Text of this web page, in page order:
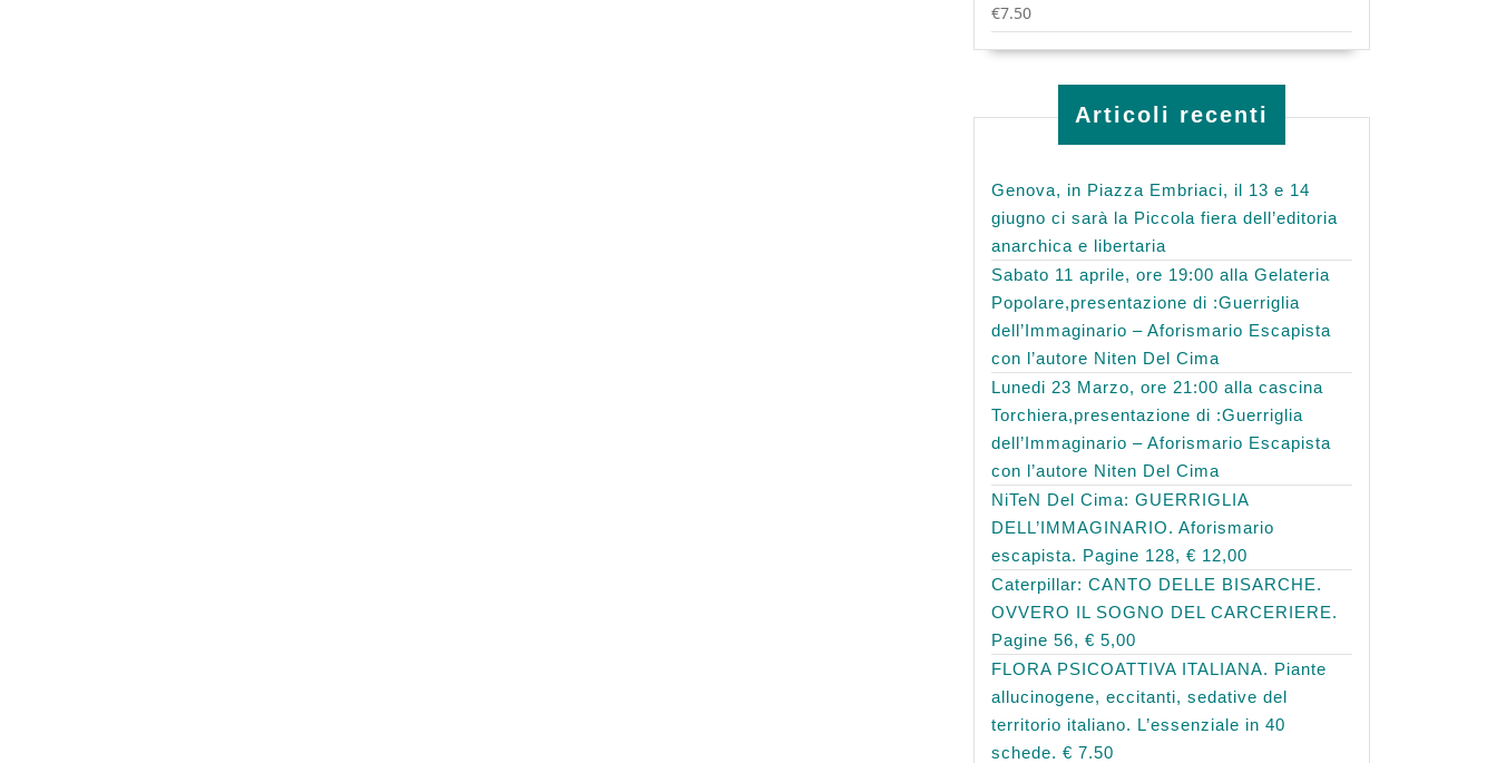
€7.50
Articoli recenti
Genova, in Piazza Embriaci, il 13 e 14
giugno ci sarà la Piccola fiera dell’editoria
anarchica e libertaria
Sabato 11 aprile, ore 19:00 alla Gelateria
Popolare,presentazione di :Guerriglia
dell’Immaginario – Aforismario Escapista
con l’autore Niten Del Cima
Lunedi 23 Marzo, ore 21:00 alla cascina
Torchiera,presentazione di :Guerriglia
dell’Immaginario – Aforismario Escapista
con l’autore Niten Del Cima
NiTeN Del Cima: GUERRIGLIA
DELL’IMMAGINARIO. Aforismario
escapista. Pagine 128, € 12,00
Caterpillar: CANTO DELLE BISARCHE.
OVVERO IL SOGNO DEL CARCERIERE.
Pagine 56, € 5,00
FLORA PSICOATTIVA ITALIANA. Piante
allucinogene, eccitanti, sedative del
territorio italiano. L’essenziale in 40
schede. € 7.50